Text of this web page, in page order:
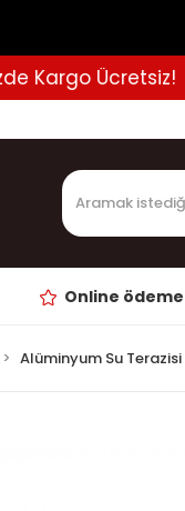
Kargo Ücretsiz!
Online ödeme
Alüminyum Su